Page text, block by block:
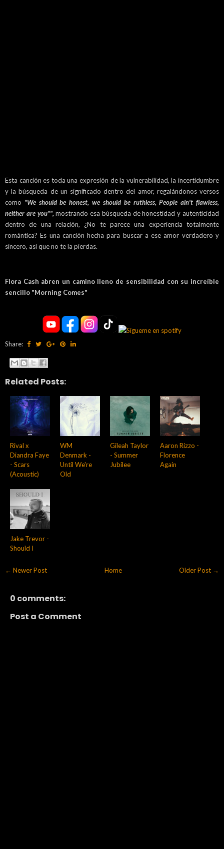
Esta canción es toda una expresión de la vulnerabilidad, la incertidumbre
y la búsqueda de un significado dentro del amor, regalándonos versos
como "We should be honest, we should be ruthless, People ain't flawless,
neither are you"", mostrando esa búsqueda de honestidad y autenticidad
dentro de una relación, ¿No te parece una experiencia totalmente
romántica? Es una canción hecha para buscar a ese amor verdadero y
sincero, así que no te la pierdas.
Flora Cash abren un camino lleno de sensibilidad con su increíble
sencillo "Morning Comes"
Share:
Related Posts:
Rival x
Diandra Faye
- Scars
(Acoustic)
WM
Denmark -
Until We're
Old
Gileah Taylor
- Summer
Jubilee
Aaron Rizzo -
Florence
Again
Jake Trevor -
Should I
← Newer Post Older Post →
Home
0 comments:
Post a Comment